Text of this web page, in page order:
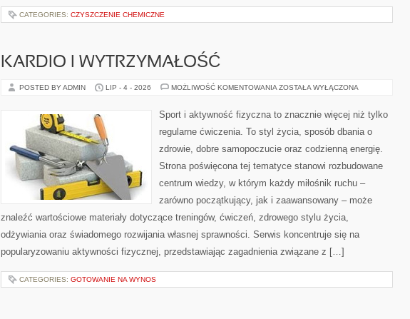
CATEGORIES: CZYSZCZENIE CHEMICZNE
KARDIO I WYTRZYMAŁOŚĆ
POSTED BY ADMIN LIP - 4 - 2026 MOŻLIWOŚĆ KOMENTOWANIA KARDIO
ZOSTAŁA WYŁĄCZONA
Sport i aktywność fizyczna to znacznie więcej niż tylko
regularne ćwiczenia. To styl życia, sposób dbania o
zdrowie, dobre samopoczucie oraz codzienną energię.
Strona poświęcona tej tematyce stanowi rozbudowane
centrum wiedzy, w którym każdy miłośnik ruchu –
zarówno początkujący, jak i zaawansowany – może
znaleźć wartościowe materiały dotyczące treningów, ćwiczeń, zdrowego stylu życia,
odżywiania oraz świadomego rozwijania własnej sprawności. Serwis koncentruje się na
popularyzowaniu aktywności fizycznej, przedstawiając zagadnienia związane z […]
CATEGORIES: GOTOWANIE NA WYNOS